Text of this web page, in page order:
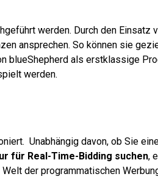
werden. Durch den Einsatz
ansprechen. So können sie
blueShepherd als erstklassige
werden.
Unabhängig davon, ob Sie
für Real-Time-Bidding suchen,
der programmatischen